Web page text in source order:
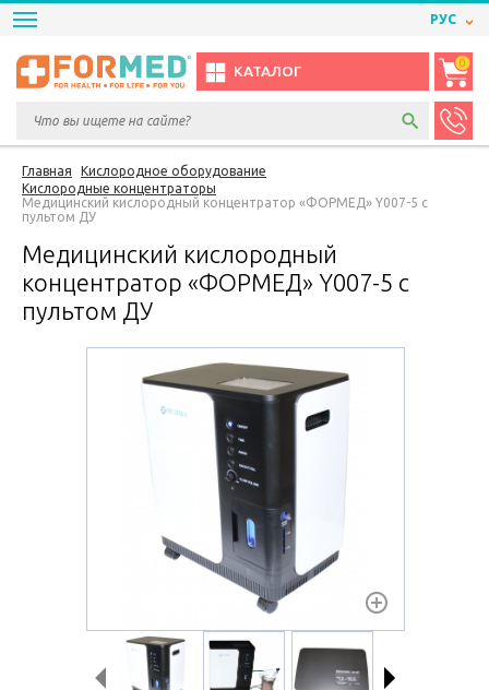
РУС
КАТАЛОГ
0
Главная
Кислородное оборудование
Кислородные концентраторы
Медицинский кислородный концентратор «ФОРМЕД» Y007-5 с
пультом ДУ
Медицинский кислородный
концентратор «ФОРМЕД» Y007-5 с
пультом ДУ